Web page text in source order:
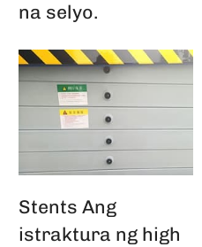
na selyo.
Stents Ang
istraktura ng high